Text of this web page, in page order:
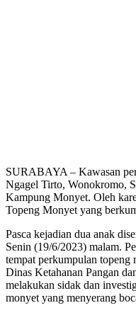
SURABAYA – Kawasan
Ngagel Tirto, Wonokromo,
Kampung Monyet. Oleh
Topeng Monyet yang
Pasca kejadian dua anak
Senin (19/6/2023) malam.
tempat perkumpulan topeng
Dinas Ketahanan Pangan
melakukan sidak dan
monyet yang menyerang